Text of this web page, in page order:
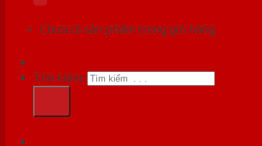
Chưa có sản phẩm trong giỏ hàng.
Tìm kiếm: